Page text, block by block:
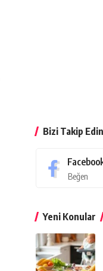
Bizi Takip Edin
Beğen
Yeni Konular